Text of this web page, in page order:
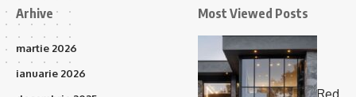
Arhive
martie 2026
ianuarie 2026
Most Viewed Posts
Red